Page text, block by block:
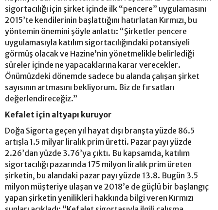
sigortacılığı için şirket içinde ilk “pencere” uygulamasını
2015’te kendilerinin başlattığını hatırlatan Kırmızı, bu
yöntemin önemini şöyle anlattı: “Şirketler pencere
uygulamasıyla katılım sigortacılığındaki potansiyeli
görmüş olacak ve Hazine’nin yönetmelikle belirlediği
süreler içinde ne yapacaklarına karar verecekler.
Önümüzdeki dönemde sadece bu alanda çalışan şirket
sayısının artmasını bekliyorum. Biz de fırsatları
değerlendireceğiz.”
Kefalet için altyapı kuruyor
Doğa Sigorta geçen yıl hayat dışı branşta yüzde 86.5
artışla 1.5 milyar liralık prim üretti. Pazar payı yüzde
2.26’dan yüzde 3.76’ya çıktı. Bu kapsamda, katılım
sigortacılığı pazarında 175 milyon liralık prim üreten
şirketin, bu alandaki pazar payı yüzde 13.8. Bugün 3.5
milyon müşteriye ulaşan ve 2018’e de güçlü bir başlangıç
yapan şirketin yenilikleri hakkında bilgi veren Kırmızı